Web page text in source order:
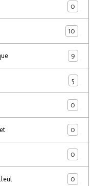
0
10
9
5
0
0
0
0